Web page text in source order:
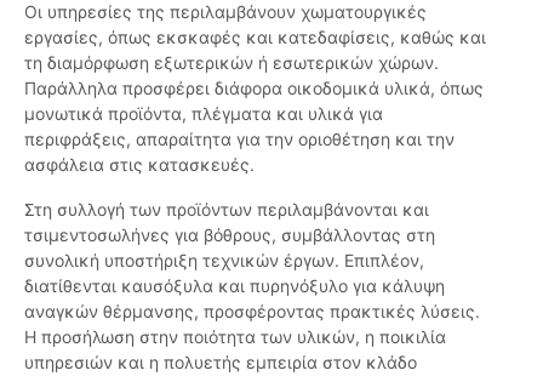
Οι υπηρεσίες της περιλαμβάνουν χωματουργικές
εργασίες, όπως εκσκαφές και κατεδαφίσεις, καθώς και
τη διαμόρφωση εξωτερικών ή εσωτερικών χώρων.
Παράλληλα προσφέρει διάφορα οικοδομικά υλικά, όπως
μονωτικά προϊόντα, πλέγματα και υλικά για
περιφράξεις, απαραίτητα για την οριοθέτηση και την
ασφάλεια στις κατασκευές.
Στη συλλογή των προϊόντων περιλαμβάνονται και
τσιμεντοσωλήνες για βόθρους, συμβάλλοντας στη
συνολική υποστήριξη τεχνικών έργων. Επιπλέον,
διατίθενται καυσόξυλα και πυρηνόξυλο για κάλυψη
αναγκών θέρμανσης, προσφέροντας πρακτικές λύσεις.
Η προσήλωση στην ποιότητα των υλικών, η ποικιλία
υπηρεσιών και η πολυετής εμπειρία στον κλάδο